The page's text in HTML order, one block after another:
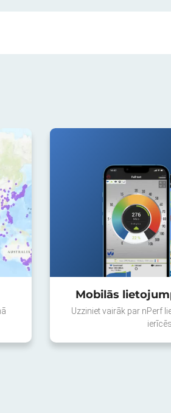
Mobilās
Uzziniet vairāk par nPerf
ierīcēs